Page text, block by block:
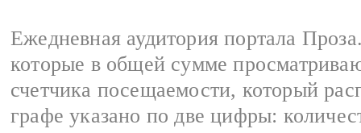
Ежедневная аудитория портала
которые в общей сумме
счетчика посещаемости, который
графе указано по две цифры: